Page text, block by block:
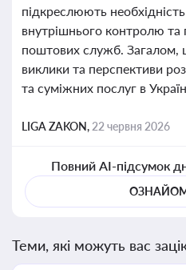
підкреслюють
внутрішнього контролю та
поштових служб. Загалом,
виклики та перспективи
та суміжних послуг в
LIGA ZAKON, 22 червня 2026
Повний AI-підсумок
Теми, які можуть вас